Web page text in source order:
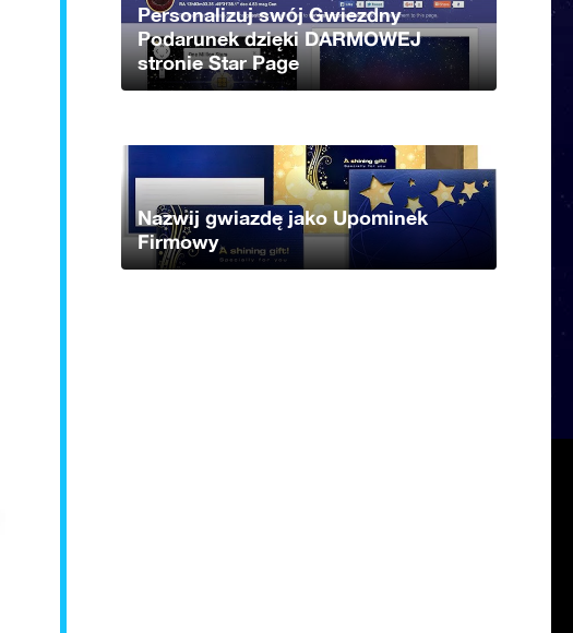
Personalizuj swój Gwiezdny
Podarunek dzięki DARMOWEJ
stronie Star Page
Nazwij gwiazdę jako Upominek
Firmowy